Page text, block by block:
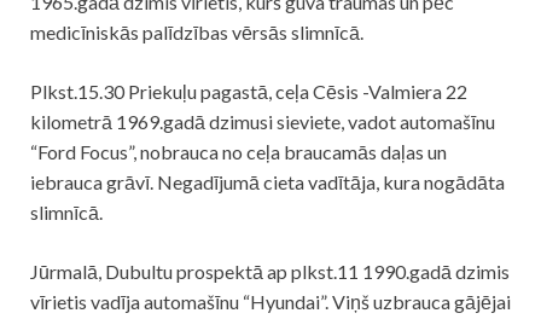
medicīniskās palīdzības vērsās slimnīcā.
Plkst.15.30 Priekuļu pagastā, ceļa Cēsis -Valmiera 22
kilometrā 1969.gadā dzimusi sieviete, vadot automašīnu
“Ford Focus”, nobrauca no ceļa braucamās daļas un
iebrauca grāvī. Negadījumā cieta vadītāja, kura nogādāta
slimnīcā.
Jūrmalā, Dubultu prospektā ap plkst.11 1990.gadā dzimis
vīrietis vadīja automašīnu “Hyundai”. Viņš uzbrauca gājējai